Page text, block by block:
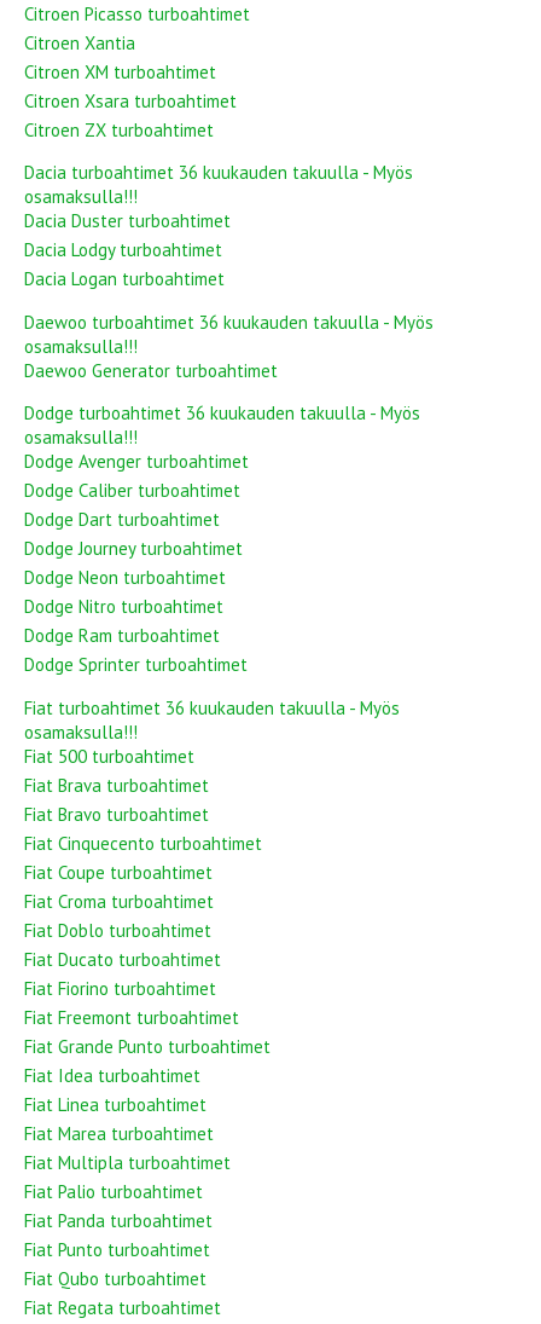
Citroen Picasso turboahtimet
Citroen Xantia
Citroen XM turboahtimet
Citroen Xsara turboahtimet
Citroen ZX turboahtimet
Dacia turboahtimet 36 kuukauden takuulla - Myös
osamaksulla!!!
Dacia Duster turboahtimet
Dacia Lodgy turboahtimet
Dacia Logan turboahtimet
Daewoo turboahtimet 36 kuukauden takuulla - Myös
osamaksulla!!!
Daewoo Generator turboahtimet
Dodge turboahtimet 36 kuukauden takuulla - Myös
osamaksulla!!!
Dodge Avenger turboahtimet
Dodge Caliber turboahtimet
Dodge Dart turboahtimet
Dodge Journey turboahtimet
Dodge Neon turboahtimet
Dodge Nitro turboahtimet
Dodge Ram turboahtimet
Dodge Sprinter turboahtimet
Fiat turboahtimet 36 kuukauden takuulla - Myös
osamaksulla!!!
Fiat 500 turboahtimet
Fiat Brava turboahtimet
Fiat Bravo turboahtimet
Fiat Cinquecento turboahtimet
Fiat Coupe turboahtimet
Fiat Croma turboahtimet
Fiat Doblo turboahtimet
Fiat Ducato turboahtimet
Fiat Fiorino turboahtimet
Fiat Freemont turboahtimet
Fiat Grande Punto turboahtimet
Fiat Idea turboahtimet
Fiat Linea turboahtimet
Fiat Marea turboahtimet
Fiat Multipla turboahtimet
Fiat Palio turboahtimet
Fiat Panda turboahtimet
Fiat Punto turboahtimet
Fiat Qubo turboahtimet
Fiat Regata turboahtimet